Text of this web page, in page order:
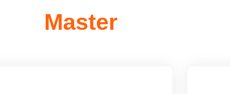
Master